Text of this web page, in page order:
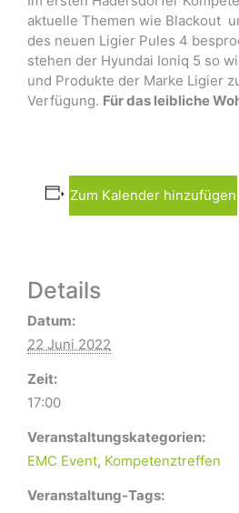
aktuelle Themen wie Blackout
des neuen Ligier Pules 4
stehen der Hyundai Ioniq 5 so
und Produkte der Marke Ligier
Verfügung. Für das leibliche
Zum Kalender hinzufügen
Details
Datum:
22 Juni 2022
Zeit:
17:00
Veranstaltungskategorien:
EMC Event, Kompetenztreffen
Veranstaltung-Tags: